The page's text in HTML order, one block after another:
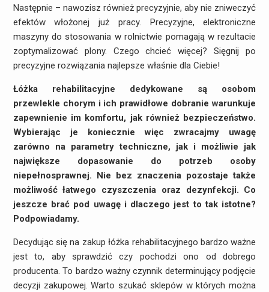
Następnie – nawozisz również precyzyjnie, aby nie zniweczyć
efektów włożonej już pracy. Precyzyjne, elektroniczne
maszyny do stosowania w rolnictwie pomagają w rezultacie
zoptymalizować plony. Czego chcieć więcej? Sięgnij po
precyzyjne rozwiązania najlepsze właśnie dla Ciebie!
Łóżka rehabilitacyjne dedykowane są osobom
przewlekle chorym i ich prawidłowe dobranie warunkuje
zapewnienie im komfortu, jak również bezpieczeństwo.
Wybierając je koniecznie więc zwracajmy uwagę
zarówno na parametry techniczne, jak i możliwie jak
największe dopasowanie do potrzeb osoby
niepełnosprawnej. Nie bez znaczenia pozostaje także
możliwość łatwego czyszczenia oraz dezynfekcji. Co
jeszcze brać pod uwagę i dlaczego jest to tak istotne?
Podpowiadamy.
Decydując się na zakup łóżka rehabilitacyjnego bardzo ważne
jest to, aby sprawdzić czy pochodzi ono od dobrego
producenta. To bardzo ważny czynnik determinujący podjęcie
decyzji zakupowej. Warto szukać sklepów w których można